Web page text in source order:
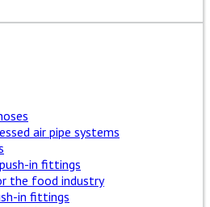
air pipe systems
in fittings
the food industry
in fittings